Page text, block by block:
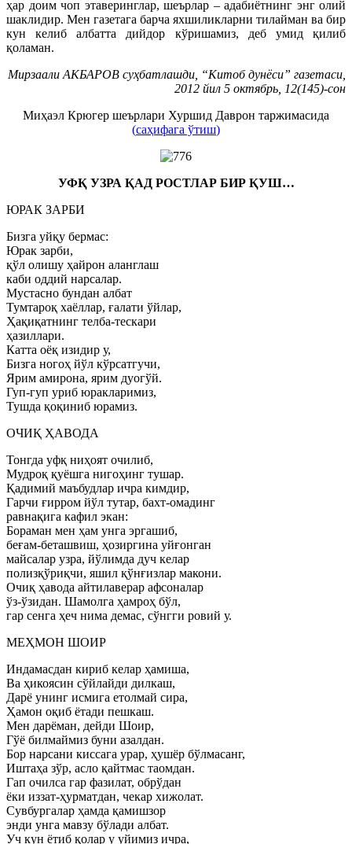
ҳар доим чоп этаверинглар, шеърлар – адабиётнинг энг олий
шаклидир. Мен газетага барча яхшиликларни тилайман ва бир
кун келиб албатта дийдор кўришамиз, деб умид қилиб
қоламан.
Мирзаали АКБАРОВ суҳбатлашди, “Китоб дунёси” газетаси,
2012 йил 5 октябрь, 12(145)-сон
Миҳаэл Крюгер шеърлари Хуршид Даврон таржимасида
(саҳифага ўтиш)
УФҚ УЗРА ҚАД РОСТЛАР БИР ҚУШ…
ЮРАК ЗАРБИ
Бизга уйқу бермас:
Юрак зарби,
қўл олишу ҳайрон аланглаш
каби оддий нарсалар.
Мустасно бундан албат
Тумтароқ хаёллар, ғалати ўйлар,
Ҳақиқатнинг телба-тескари
ҳазиллари.
Катта оёқ изидир у,
Бизга ногоҳ йўл кўрсатгучи,
Ярим амирона, ярим дуогўй.
Гуп-гуп уриб юракларимиз,
Тушда қоқиниб юрамиз.
ОЧИҚ ҲАВОДА
Тонгда уфқ ниҳоят очилиб,
Мудроқ қуёшга нигоҳинг тушар.
Қадимий маъбудлар ичра кимдир,
Гарчи ғирром йўл тутар, бахт-омадинг
равнақига кафил экан:
Бораман мен ҳам унга эргашиб,
беғам-беташвиш, ҳозиргина уйғонган
майсалар узра, йўлимда дуч келар
полизқўриқчи, яшил қўнғизлар макони.
Очиқ ҳавода айтилаверар афсоналар
ўз-ўзидан. Шамолга ҳамроҳ бўл,
гар сенга ҳеч нима демас, сўнгги ровий у.
МЕҲМОН ШОИР
Индамасдан кириб келар ҳамиша,
Ва ҳикоясин сўйлайди дилкаш,
Дарё унинг исмига етолмай сира,
Ҳамон оқиб ётади пешкаш.
Мен дарёман, дейди Шоир,
Гўё билмаймиз буни азалдан.
Бор нарсани киссага урар, ҳушёр бўлмасанг,
Иштаҳа зўр, асло қайтмас таомдан.
Гап очилса гар фазилат, обрўдан
ёки иззат-ҳурматдан, чекар хижолат.
Сувбургалар ҳамда қамишзор
энди унга мавзу бўлади албат.
Уч кун ётиб қолар у уйимиз ичра,